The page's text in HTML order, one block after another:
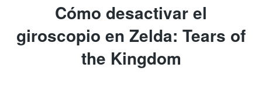
Cómo desactivar el
giroscopio en Zelda: Tears of
the Kingdom